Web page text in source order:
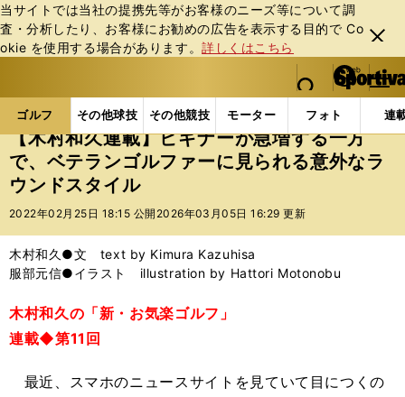
当サイトでは当社の提携先等がお客様のニーズ等について調
査・分析したり、お客様にお勧めの広告を表⽰する⽬的で Co
okie を使⽤する場合があります。詳しくはこちら
閉じ
る
web Sportiva (webスポルティーバ)
検索
マイペ
ー
ジ
メニュ
ゴルフ その他球技 その他競技 モーター フォト 連
ス
ポ
ル
テ
ー
バ
ゴルフの記事一覧 ゴルフ その他 【木村和久連
【木村和久連載】ビギナーが急増する一方
で、ベテランゴルファーに見られる意外なラ
ウンドスタイル
2022年02月25日 18:15 公開 2026年03月05日 16:29 更新
木村和久●文 text by Kimura Kazuhisa
服部元信●イラスト illustration by Hattori Motonobu
木村和久の「新・お気楽ゴルフ」
連載◆第11回
最近、スマホのニュースサイトを見ていて目につくの